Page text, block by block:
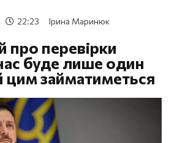
22:23 Ірина Маринюк
про перевірки
буде лише один
цим займатиметься